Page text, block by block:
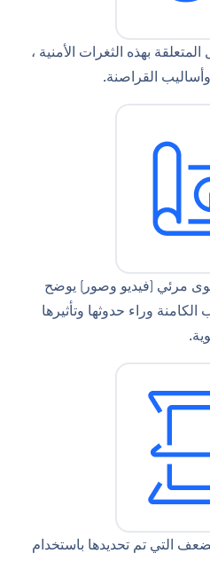
بهذه الثغرات الأمنية ،
القراصنة.
مرئي (فيديو وصور) يوضح
وراء حدوثها وتأثيرها
التي تم تحديدها باستخدام